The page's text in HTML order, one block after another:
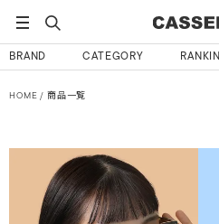
BRAND CATEGORY
HOME 商品一覧